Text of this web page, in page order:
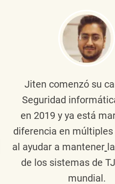
Jiten comenzó su
Seguridad
en 2019 y ya está
diferencia en múltiples
al ayudar a mantener
de los sistemas de
mundial.